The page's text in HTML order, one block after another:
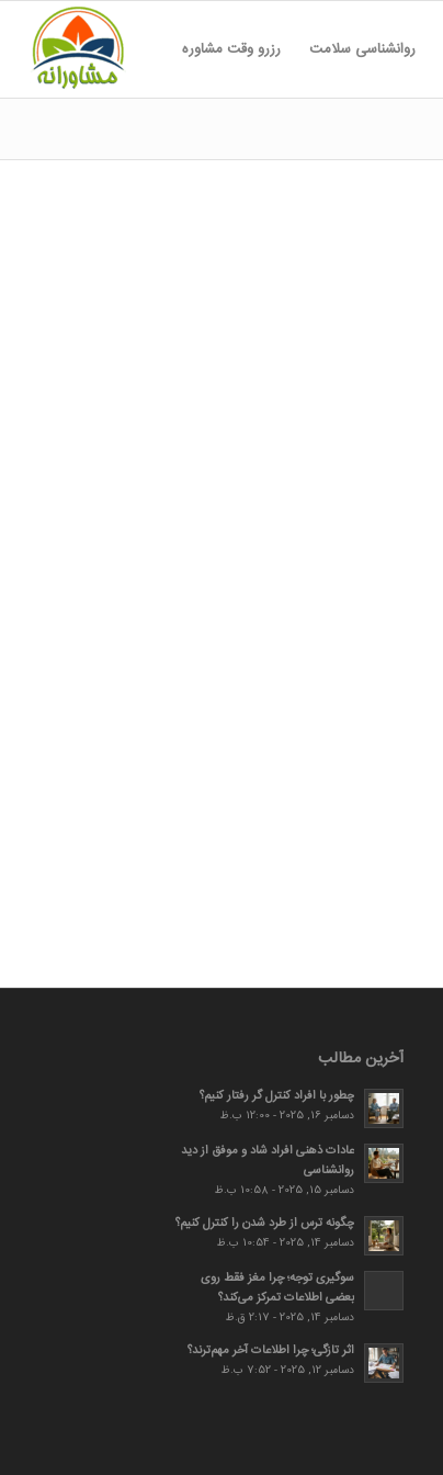
روانشناسی سلامت رزرو وقت مشاوره
آخرین مطالب
چطور با افراد کنترل گر رفتار کنیم؟
دسامبر 16, 2025 - 12:00 ب.ظ
عادات ذهنی افراد شاد و موفق از دید
روانشناسی
دسامبر 15, 2025 - 10:58 ب.ظ
چگونه ترس از طرد شدن را کنترل کنیم؟
دسامبر 14, 2025 - 10:54 ب.ظ
سوگیری توجه؛ چرا مغز فقط روی
بعضی اطلاعات تمرکز می‌کند؟
دسامبر 14, 2025 - 2:17 ق.ظ
اثر تازگی؛ چرا اطلاعات آخر مهم‌ترند؟
دسامبر 12, 2025 - 7:52 ب.ظ